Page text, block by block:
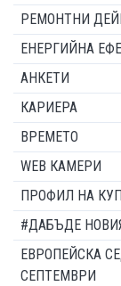
РЕМОНТНИ
ЕНЕРГИЙНА
АНКЕТИ
КАРИЕРА
ВРЕМЕТО
WEB КАМЕРИ
ПРОФИЛ НА
#ДАБЪДЕ
ЕВРОПЕЙСКА
СЕПТЕМВРИ